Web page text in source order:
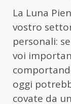
La Luna
vostro
personali:
voi
oggi
covate da